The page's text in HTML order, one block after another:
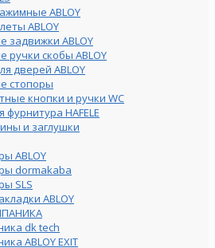
ABLOY
ABLOY
задвижки ABLOY
ручки скобы ABLOY
дверей ABLOY
стопоры
кнопки и ручки WC
фурнитура HAFELE
и заглушки
ABLOY
dormakaba
SLS
ABLOY
dk tech
ABLOY EXIT